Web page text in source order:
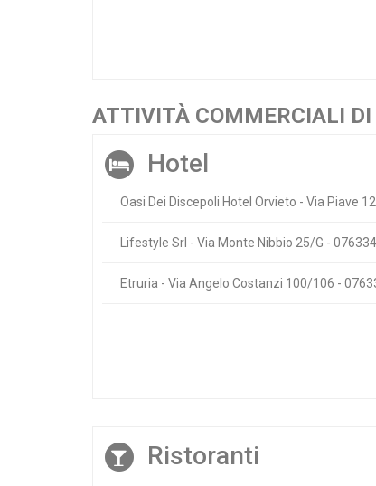
ATTIVITÀ COMMERCIALI DI
Hotel
Oasi Dei Discepoli Hotel Orvieto - Via Piave
Lifestyle Srl - Via Monte Nibbio 25/G -
Etruria - Via Angelo Costanzi 100/106 -
Ristoranti